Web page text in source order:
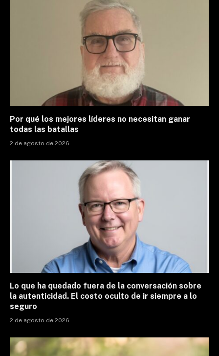
Por qué los mejores líderes no necesitan ganar
todas las batallas
2 de agosto de 2026
Lo que ha quedado fuera de la conversación sobre
la autenticidad. El costo oculto de ir siempre a lo
seguro
2 de agosto de 2026